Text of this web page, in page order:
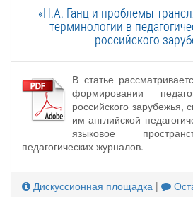
«Н.А. Ганц и проблемы
терминологии в
российского
В статье
формировании
российского зарубежья,
им английской
языковое
педагогических журналов.
Дискуссионная площадка |